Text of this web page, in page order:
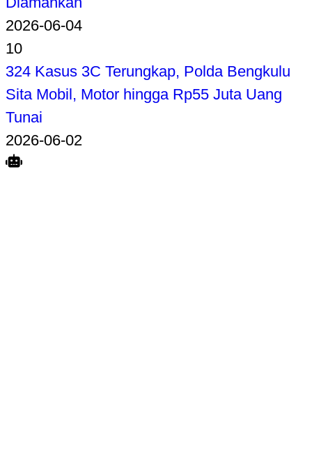
2026-06-04
10
324 Kasus 3C Terungkap, Polda Bengkulu
Sita Mobil, Motor hingga Rp55 Juta Uang
Tunai
2026-06-02